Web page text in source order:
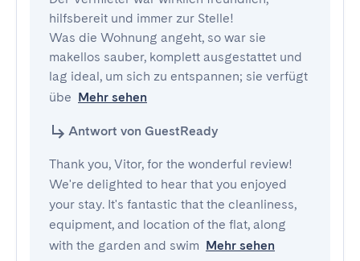
hilfsbereit und immer zur Stelle!
Was die Wohnung angeht, so war sie
makellos sauber, komplett ausgestattet und
lag ideal, um sich zu entspannen; sie verfügt
übe Mehr sehen
Antwort von GuestReady
Thank you, Vitor, for the wonderful review!
We're delighted to hear that you enjoyed
your stay. It's fantastic that the cleanliness,
equipment, and location of the flat, along
with the garden and swim Mehr sehen